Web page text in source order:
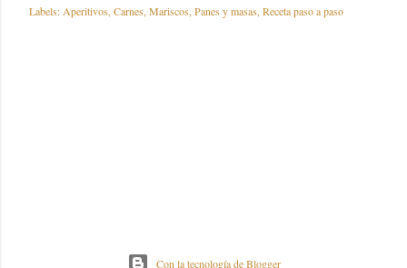
Labels: Aperitivos Carnes Mariscos Panes y masas Receta paso a paso
Con la tecnología de Blogger